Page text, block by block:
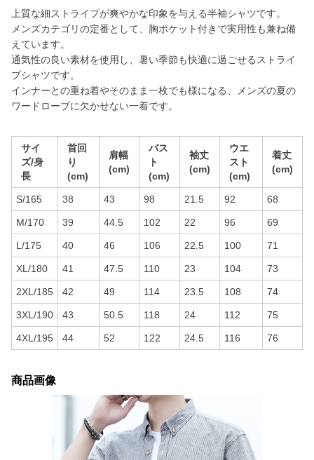
上質な細ストライプが爽やかな印象を与える半袖シャツです。
メンズカテゴリの定番として、胸ポケット付きで実用性も兼ね備
えています。
通気性の良い素材を使用し、暑い季節も快適に過ごせるストライ
プシャツです。
インナーとの重ね着やそのまま一枚でも様になる、メンズの夏の
ワードローブに欠かせない一着です。
サイ
ズ/身
長
首回
り
(cm)
肩幅
(cm)
バス
ト
(cm)
袖丈
(cm)
ウエ
スト
(cm)
着丈
(cm)
S/165 38 43 98 21.5 92 68
M/170 39 44.5 102 22 96 69
L/175 40 46 106 22.5 100 71
XL/180 41 47.5 110 23 104 73
2XL/185 42 49 114 23.5 108 74
3XL/190 43 50.5 118 24 112 75
4XL/195 44 52 122 24.5 116 76
商品画像